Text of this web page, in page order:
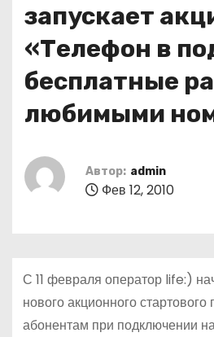
запускает
«Телефон в
бесплатные
любимыми
Автор: admin
Фев 12, 2010
С 11 февраля оператор life:)
нового акционного стартового
абонентам при подключении